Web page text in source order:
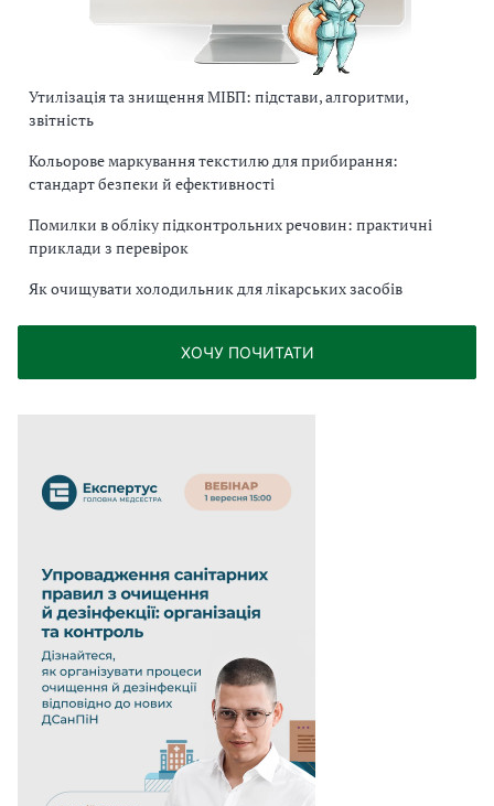
Утилізація та знищення МІБП: підстави, алгоритми,
звітність
Кольорове маркування текстилю для прибирання:
стандарт безпеки й ефективності
Помилки в обліку підконтрольних речовин: практичні
приклади з перевірок
Як очищувати холодильник для лікарських засобів
ХОЧУ ПОЧИТАТИ